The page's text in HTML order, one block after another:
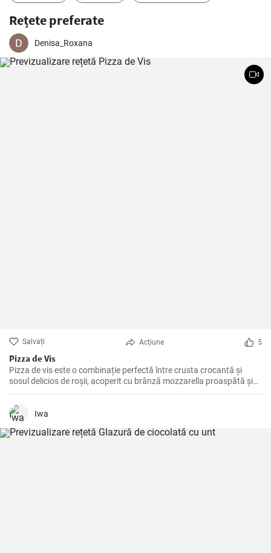
Rețete preferate
Denisa_Roxana
Salvați Acțiune 5
Pizza de Vis
Pizza de vis este o combinație perfectă între crusta crocantă și
sosul delicios de roșii, acoperit cu brânză mozzarella proaspătă și
ingrediente savuroase.
Iwa